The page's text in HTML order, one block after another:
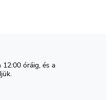
óráig, és a